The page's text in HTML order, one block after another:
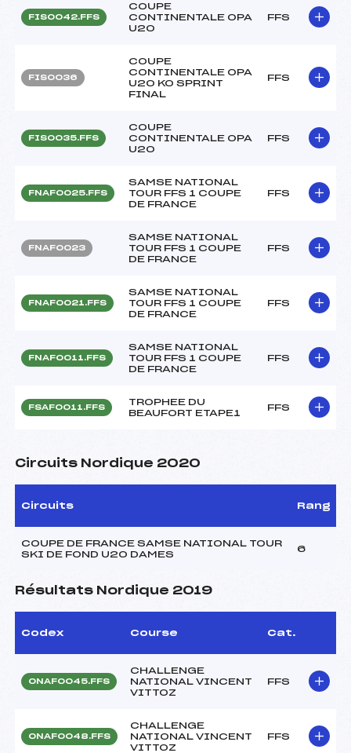
FIS0042.FFS
COUPE
CONTINENTALE OPA
U20
FFS
FIS0036
COUPE
CONTINENTALE OPA
U20 KO SPRINT
FINAL
FFS
FIS0035.FFS
COUPE
CONTINENTALE OPA
U20
FFS
FNAF0025.FFS
SAMSE NATIONAL
TOUR FFS 1 COUPE
DE FRANCE
FFS
FNAF0023
SAMSE NATIONAL
TOUR FFS 1 COUPE
DE FRANCE
FFS
FNAF0021.FFS
SAMSE NATIONAL
TOUR FFS 1 COUPE
DE FRANCE
FFS
FNAF0011.FFS
SAMSE NATIONAL
TOUR FFS 1 COUPE
DE FRANCE
FFS
FSAF0011.FFS
TROPHEE DU
BEAUFORT ETAPE1
FFS
Circuits Nordique 2020
Circuits Rang
COUPE DE FRANCE SAMSE NATIONAL TOUR
SKI DE FOND U20 DAMES
6
Résultats Nordique 2019
Codex Course Cat.
ONAF0045.FFS
CHALLENGE
NATIONAL VINCENT
VITTOZ
FFS
ONAF0048.FFS
CHALLENGE
NATIONAL VINCENT
VITTOZ
FFS